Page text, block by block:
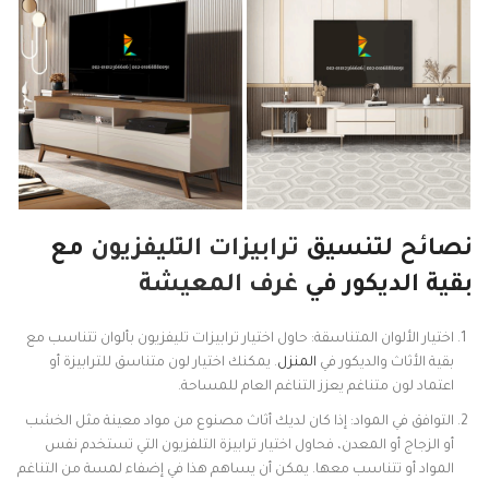
نصائح لتنسيق ترابيزات التليفزيون مع
بقية الديكور في غرف المعيشة
اختيار الألوان المتناسقة: حاول اختيار ترابيزات تليفزيون بألوان تتناسب مع
بقية الأثاث والديكور في المنزل. يمكنك اختيار لون متناسق للترابيزة أو
اعتماد لون متناغم يعزز التناغم العام للمساحة.
التوافق في المواد: إذا كان لديك أثاث مصنوع من مواد معينة مثل الخشب
أو الزجاج أو المعدن، فحاول اختيار ترابيزة التلفزيون التي تستخدم نفس
المواد أو تتناسب معها. يمكن أن يساهم هذا في إضفاء لمسة من التناغم